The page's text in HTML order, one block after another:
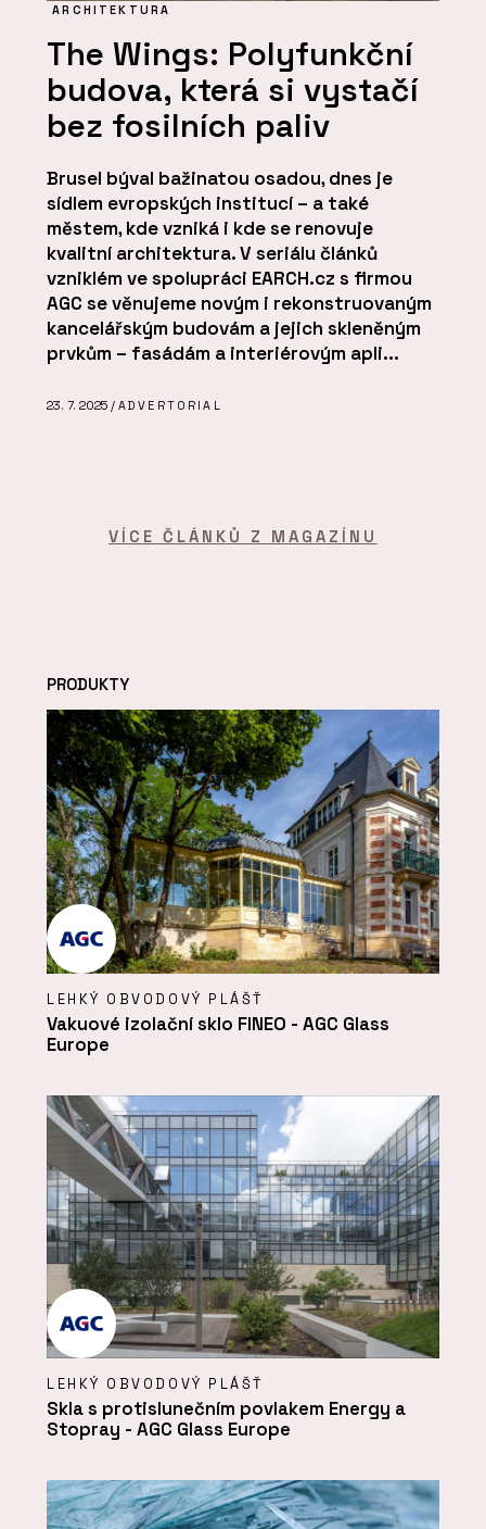
ARCHITEKTURA
The Wings: Polyfunkční
budova, která si vystačí
bez fosilních paliv
Brusel býval bažinatou osadou, dnes je
sídlem evropských institucí – a také
městem, kde vzniká i kde se renovuje
kvalitní architektura. V seriálu článků
vzniklém ve spolupráci EARCH.cz s firmou
AGC se věnujeme novým i rekonstruovaným
kancelářským budovám a jejich skleněným
prvkům – fasádám a interiérovým apli...
23. 7. 2025 / ADVERTORIAL
VÍCE ČLÁNKŮ Z MAGAZÍNU
PRODUKTY
LEHKÝ OBVODOVÝ PLÁŠŤ
Vakuové izolační sklo FINEO - AGC Glass
Europe
LEHKÝ OBVODOVÝ PLÁŠŤ
Skla s protislunečním povlakem Energy a
Stopray - AGC Glass Europe